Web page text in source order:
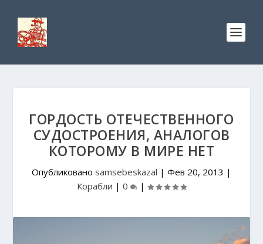
ГОРДОСТЬ ОТЕЧЕСТВЕННОГО
СУДОСТРОЕНИЯ, АНАЛОГОВ
КОТОРОМУ В МИРЕ НЕТ
Опубликовано samsebeskazal | Фев 20, 2013 |
Корабли | 0 |